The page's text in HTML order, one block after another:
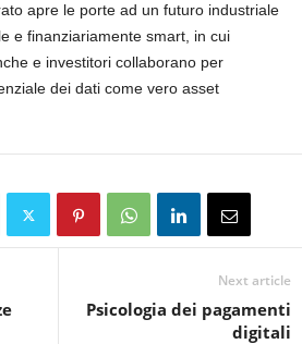
apre le porte ad un futuro industriale
e finanziariamente smart, in cui
e investitori collaborano per
dei dati come vero asset
Next article
Psicologia dei pagamenti
digitali